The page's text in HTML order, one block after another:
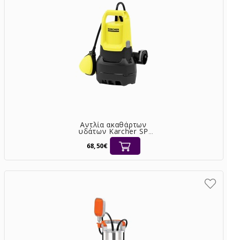
Αντλία ακαθάρτων
υδάτων Karcher SP
9.500 Dirt υποβρύχια
280W [1.645-800.0]
68,50€